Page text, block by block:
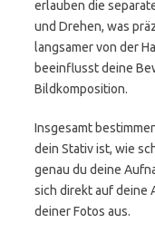
erlauben die
und Drehen, was
langsamer von der
beeinflusst deine
Bildkomposition.
Insgesamt
dein Stativ ist, wie
genau du deine
sich direkt auf deine
deiner Fotos aus.